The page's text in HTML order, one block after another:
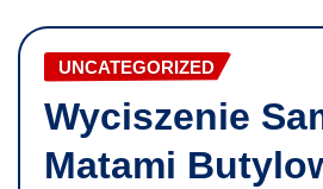
UNCATEGORIZED
Wyciszenie
Matami